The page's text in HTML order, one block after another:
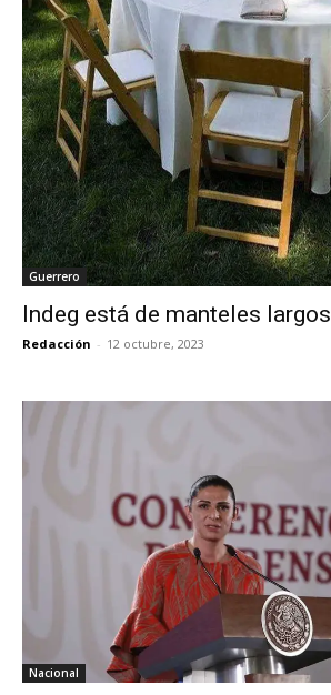
Guerrero
Indeg está de manteles largos
Redacción - 12 octubre, 2023
Nacional